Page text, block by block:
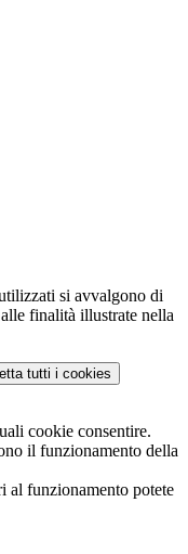
si avvalgono di
finalità illustrate nella
tutti i cookies
cookie consentire.
il funzionamento della
al funzionamento potete